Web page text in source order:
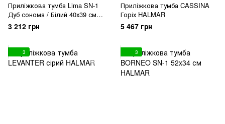
Приліжкова тумба Lima SN-1
Дуб сонома / Білий 40х39 см
HALMAR
3 212 грн
Приліжкова тумба CASSINA
Горіх HALMAR
5 467 грн
3 3